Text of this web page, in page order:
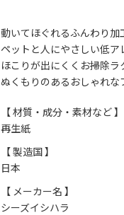
動いてほぐれるふんわり
ペットと人にやさしい低ア
ほこりが出にくくお掃除ラ
ぬくもりのあるおしゃれな
【 材質・成分・素材など 】
再生紙
【 製造国 】
日本
【 メーカー名 】
シーズイシハラ